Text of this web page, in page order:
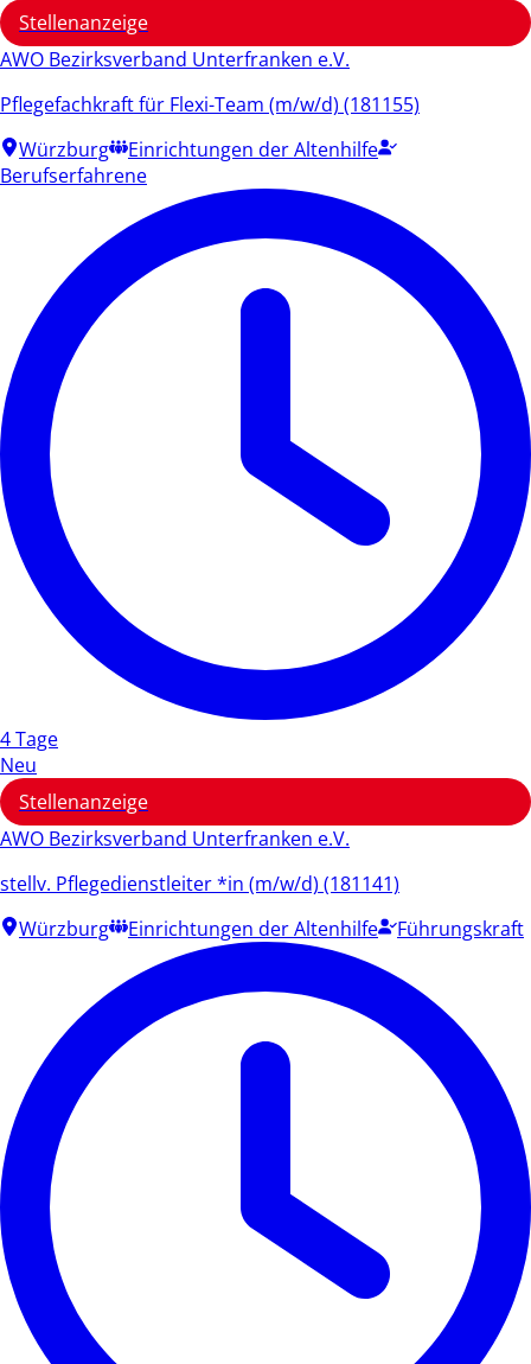
Stellenanzeige
AWO Bezirksverband Unterfranken e.V.
Pflegefachkraft für Flexi-Team (m/w/d) (181155)
Würzburg
Einrichtungen der Altenhilfe
Berufserfahrene
4 Tage
Neu
Stellenanzeige
AWO Bezirksverband Unterfranken e.V.
stellv. Pflegedienstleiter *in (m/w/d) (181141)
Würzburg
Einrichtungen der Altenhilfe Führungskraft